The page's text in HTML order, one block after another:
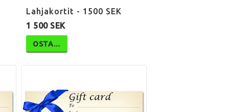
Lahjakortit - 1500 SEK
1 500 SEK
OSTA…